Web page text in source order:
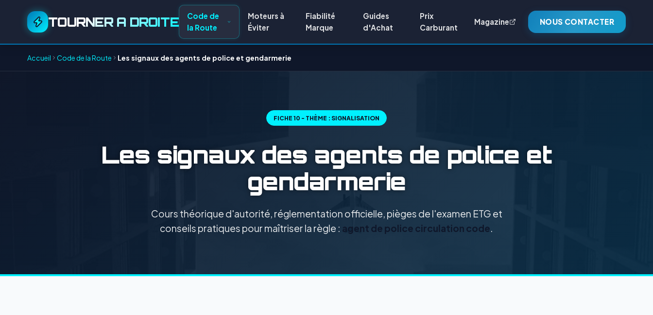
TOURNER A DROITE
Code de
la Route
Moteurs à
Éviter
Fiabilité
Marque
Guides
d'Achat
Prix
Carburant
Magazine NOUS CONTACTER
Accueil Code de la Route Les signaux des agents de police et gendarmerie
FICHE 10 - THÈME : SIGNALISATION
Les signaux des agents de police et
gendarmerie
Cours théorique d'autorité, réglementation officielle, pièges de l'examen ETG et
conseils pratiques pour maîtriser la règle : agent de police circulation code.